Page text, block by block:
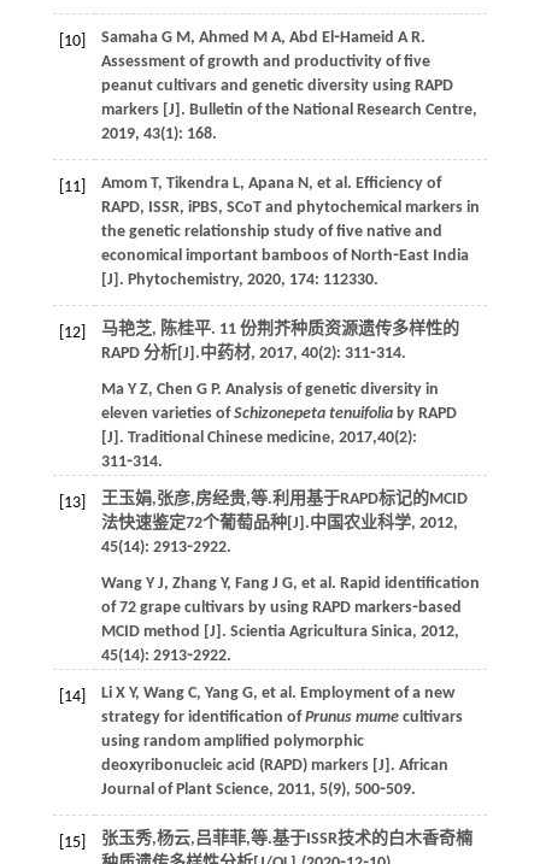
[10] Samaha G M, Ahmed M A, Abd El⁃Hameid A R.
Assessment of growth and productivity of five
peanut cultivars and genetic diversity using RAPD
markers [J]. Bulletin of the National Research Centre,
2019, 43(1): 168.
[11] Amom T, Tikendra L, Apana N, et al. Efficiency of
RAPD, ISSR, iPBS, SCoT and phytochemical markers in
the genetic relationship study of five native and
economical important bamboos of North⁃East India
[J]. Phytochemistry, 2020, 174: 112330.
[12]
马艳芝, 陈桂平. 11 份荆芥种质资源遗传多样性的
RAPD 分析[J].中药材, 2017, 40(2): 311⁃314.
Ma Y Z, Chen G P. Analysis of genetic diversity in
eleven varieties ofSchizonepeta tenuifoliaby RAPD
[J]. Traditional Chinese medicine, 2017,40(2):
311⁃314.
[13] 王玉娟,张彦,房经贵,等.利用基于RAPD标记的MCID
法快速鉴定72个葡萄品种[J].中国农业科学, 2012,
45(14): 2913⁃2922.
Wang Y J, Zhang Y, Fang J G, et al. Rapid identification
of 72 grape cultivars by using RAPD markers⁃based
MCID method [J]. Scientia Agricultura Sinica, 2012,
45(14): 2913⁃2922.
[14] Li X Y, Wang C, Yang G, et al. Employment of a new
strategy for identification ofPrunus mumecultivars
using random amplified polymorphic
deoxyribonucleic acid (RAPD) markers [J]. African
Journal of Plant Science, 2011, 5(9), 500⁃509.
[15] 张玉秀,杨云,吕菲菲,等.基于ISSR技术的白木香奇楠